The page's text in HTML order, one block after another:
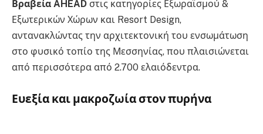
Βραβεία AHEAD στις κατηγορίες Εξωραϊσμού &
Εξωτερικών Χώρων και Resort Design,
αντανακλώντας την αρχιτεκτονική του ενσωμάτωση
στο φυσικό τοπίο της Μεσσηνίας, που πλαισιώνεται
από περισσότερα από 2.700 ελαιόδεντρα.
Ευεξία και μακροζωία στον πυρήνα